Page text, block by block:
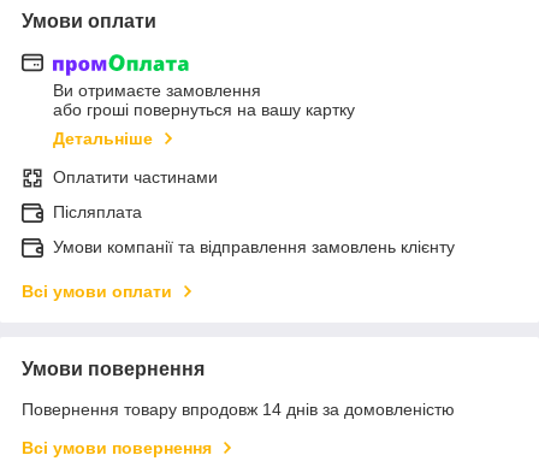
Умови оплати
Ви отримаєте замовлення
або гроші повернуться на вашу картку
Детальніше
Оплатити частинами
Післяплата
Умови компанії та відправлення замовлень клієнту
Всі умови оплати
Умови повернення
Повернення товару впродовж 14 днів за домовленістю
Всі умови повернення